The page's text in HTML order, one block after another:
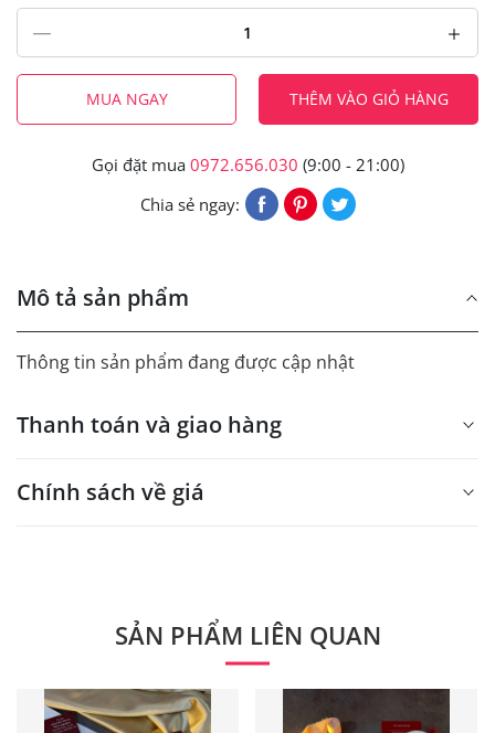
MUA NGAY THÊM VÀO GIỎ HÀNG
Gọi đặt mua 0972.656.030 (9:00 - 21:00)
Chia sẻ ngay:
Mô tả sản phẩm
Thông tin sản phẩm đang được cập nhật
Thanh toán và giao hàng
Chính sách về giá
Quý khách vui lòng liên hệ để có thông tin chính xác.
SẢN PHẨM LIÊN QUAN